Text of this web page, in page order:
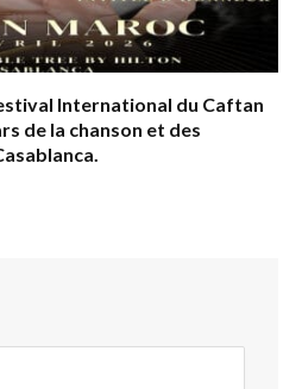
International du Caftan
de la chanson et des